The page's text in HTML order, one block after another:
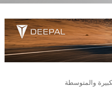
والمتوسطة